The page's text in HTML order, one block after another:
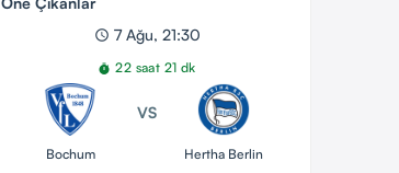
schedule 7 Ağu, 21:30
timer 22 saat 21 dk
Bochum
VS
Hertha Berlin